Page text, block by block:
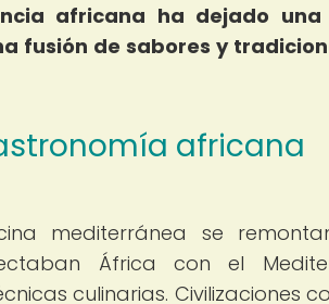
africana ha dejado una
fusión de sabores y
africana
mediterránea se
África con el
culinarias. Civilizaciones